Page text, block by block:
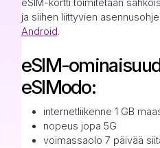
eSIM-kortti toimitetaan
ja siihen liittyvien
Android.
eSIM-
eSIModo:
internetliikenne 1 GB
nopeus jopa 5G
voimassaolo 7 päivää